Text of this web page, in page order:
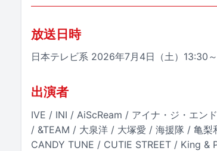
放送日時
日本テレビ系 2026年7月4日（土）13:30
出演者
IVE / INI / AiScReam / アイナ・ジ・エン
/ &TEAM / 大泉洋 / 大塚愛 / 海援隊 / 亀
CANDY TUNE / CUTIE STREET / King